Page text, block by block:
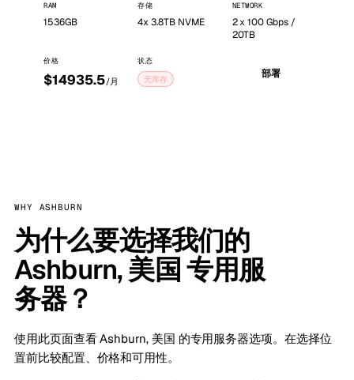
RAM
1536GB
存储
4x 3.8TB NVME
NETWORK
2 x 100 Gbps /
20TB
价格
$14935.5/月
状态
无库存 部署
WHY ASHBURN
为什么要选择我们的
Ashburn, 美国 专用服
务器？
使用此页面查看 Ashburn, 美国 的专用服务器选项。在选择位
置前比较配置、价格和可用性。